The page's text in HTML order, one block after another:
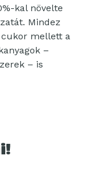
kal növelte
Mindez
cukor mellett a
–
– is